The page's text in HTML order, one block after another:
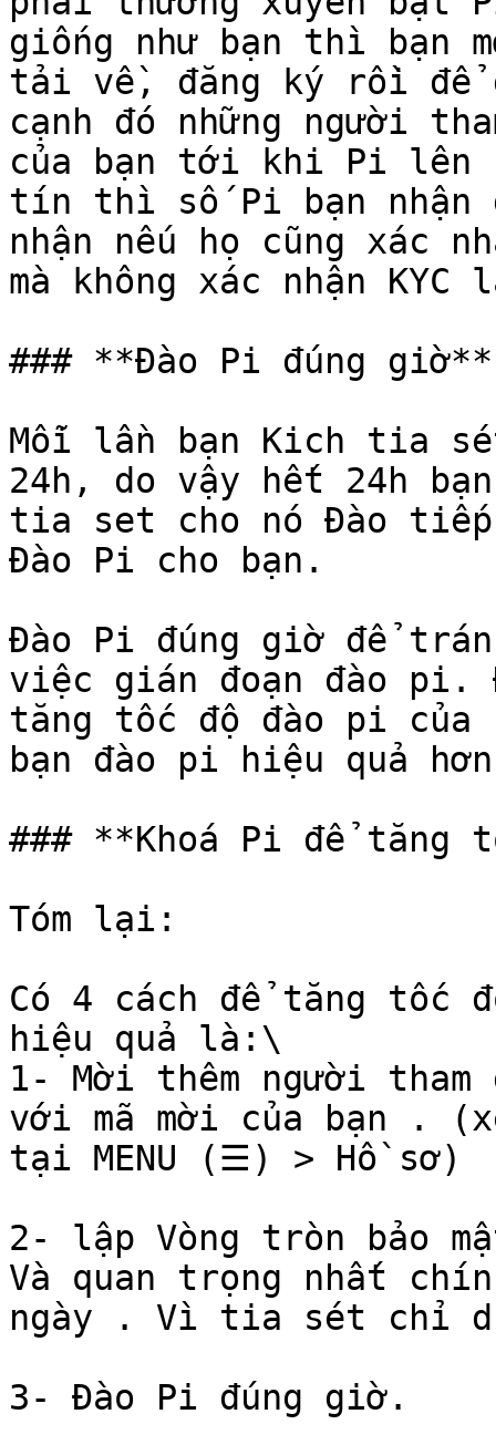
giống như bạn thì bạn
tải về, đăng ký rồi để
cạnh đó những người
của bạn tới khi Pi lên
tín thì số Pi bạn nhận
nhận nếu họ cũng xác
mà không xác nhận
### **Đào Pi đúng giờ**
Mỗi lần bạn Kich tia
24h, do vậy hết 24h
tia set cho nó Đào
Đào Pi cho bạn.
Đào Pi đúng giờ để
việc gián đoạn đào pi.
tăng tốc độ đào pi của
bạn đào pi hiệu quả
### **Khoá Pi để tăng
Tóm lại:
Có 4 cách để tăng tốc
hiệu quả là:\
1- Mời thêm người
với mã mời của bạn .
tại MENU (☰) > Hồ sơ)
2- lập Vòng tròn bảo
Và quan trọng nhất
ngày . Vì tia sét chỉ
3- Đào Pi đúng giờ.